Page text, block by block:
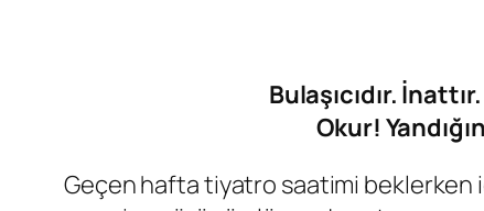
Bulaşıcıdır.
Okur!
Geçen hafta tiyatro saatimi beklerken